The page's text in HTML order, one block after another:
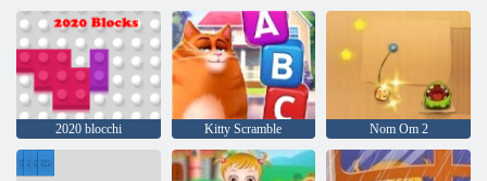
2020 blocchi Kitty Scramble Nom Om 2